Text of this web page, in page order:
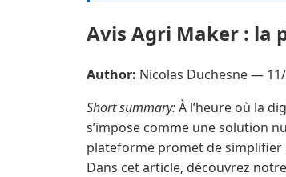
Avis Agri Maker : la
Author: Nicolas Duchesne —
Short summary:À l’heure où la
s’impose comme une solution
plateforme promet de simplifier
Dans cet article, découvrez